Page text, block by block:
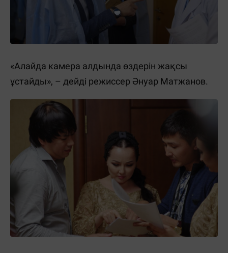
«Алайда камера алдында өздерін жақсы
ұстайды», – дейді режиссер Әнуар Матжанов.